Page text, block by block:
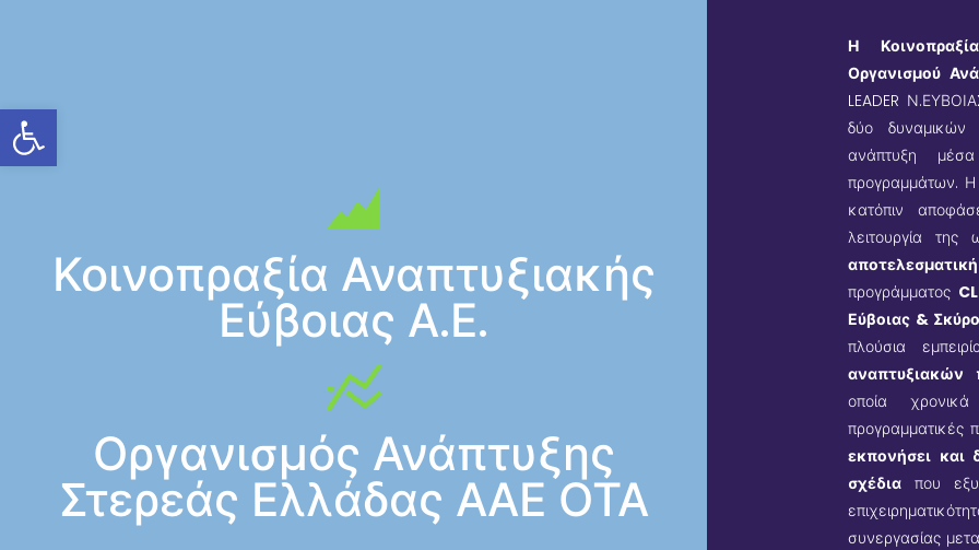
Ανοίξτε τη γραμμή εργαλείων
Κοινοπραξία Αναπτυξιακής
Εύβοιας Α.Ε.
Οργανισμός Ανάπτυξης
Στερεάς Ελλάδας ΑΑΕ ΟΤΑ
Η
Οργανισμού
LEADER
δύο δυναμικών
ανάπτυξη
προγραμμάτων. Η
κατόπιν
λειτουργία
προγράμματος
Εύβοιας &
πλούσια
αναπτυξιακών
οποία χρονικά
προγραμματικές
εκπονήσει και
σχέδια που
συνεργασίας